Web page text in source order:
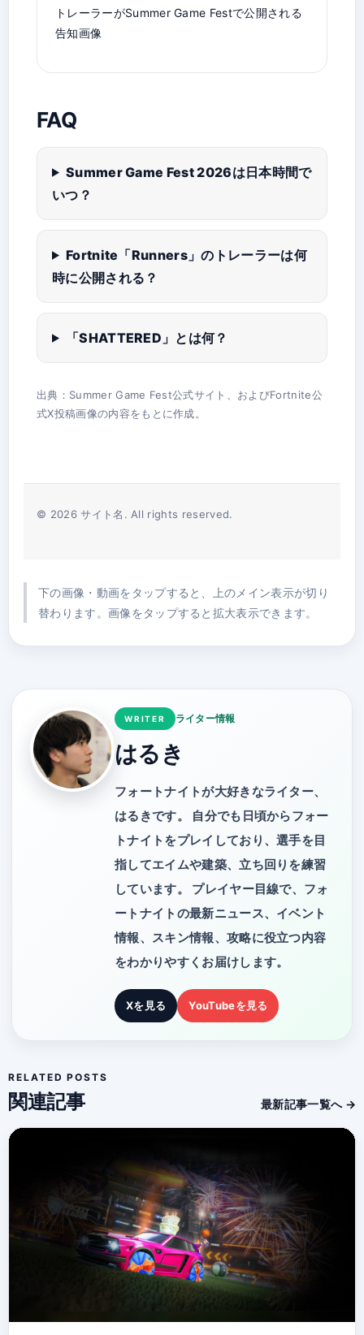
トレーラーがSummer Game Festで公開される
告知画像
FAQ
Summer Game Fest 2026は日本時間で
いつ？
Fortnite「Runners」のトレーラーは何
時に公開される？
「SHATTERED」とは何？
出典：Summer Game Fest公式サイト、およびFortnite公
式X投稿画像の内容をもとに作成。
© 2026 サイト名. All rights reserved.
下の画像・動画をタップすると、上のメイン表示が切り
替わります。画像をタップすると拡大表示できます。
WRITER ライター情報
はるき
フォートナイトが大好きなライター、
はるきです。 自分でも日頃からフォー
トナイトをプレイしており、選手を目
指してエイムや建築、立ち回りを練習
しています。 プレイヤー目線で、フォ
ートナイトの最新ニュース、イベント
情報、スキン情報、攻略に役立つ内容
をわかりやすくお届けします。
Xを見る YouTubeを見る
RELATED POSTS
関連記事 最新記事一覧へ →